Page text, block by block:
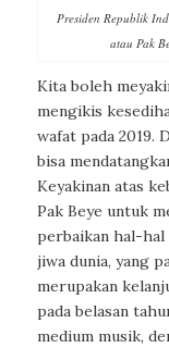
Presiden Republik
atau Pak
Kita boleh
mengikis
wafat pada 2019.
bisa
Keyakinan atas
Pak Beye untuk
perbaikan hal-
jiwa dunia, yang
merupakan
pada belasan
medium musik,